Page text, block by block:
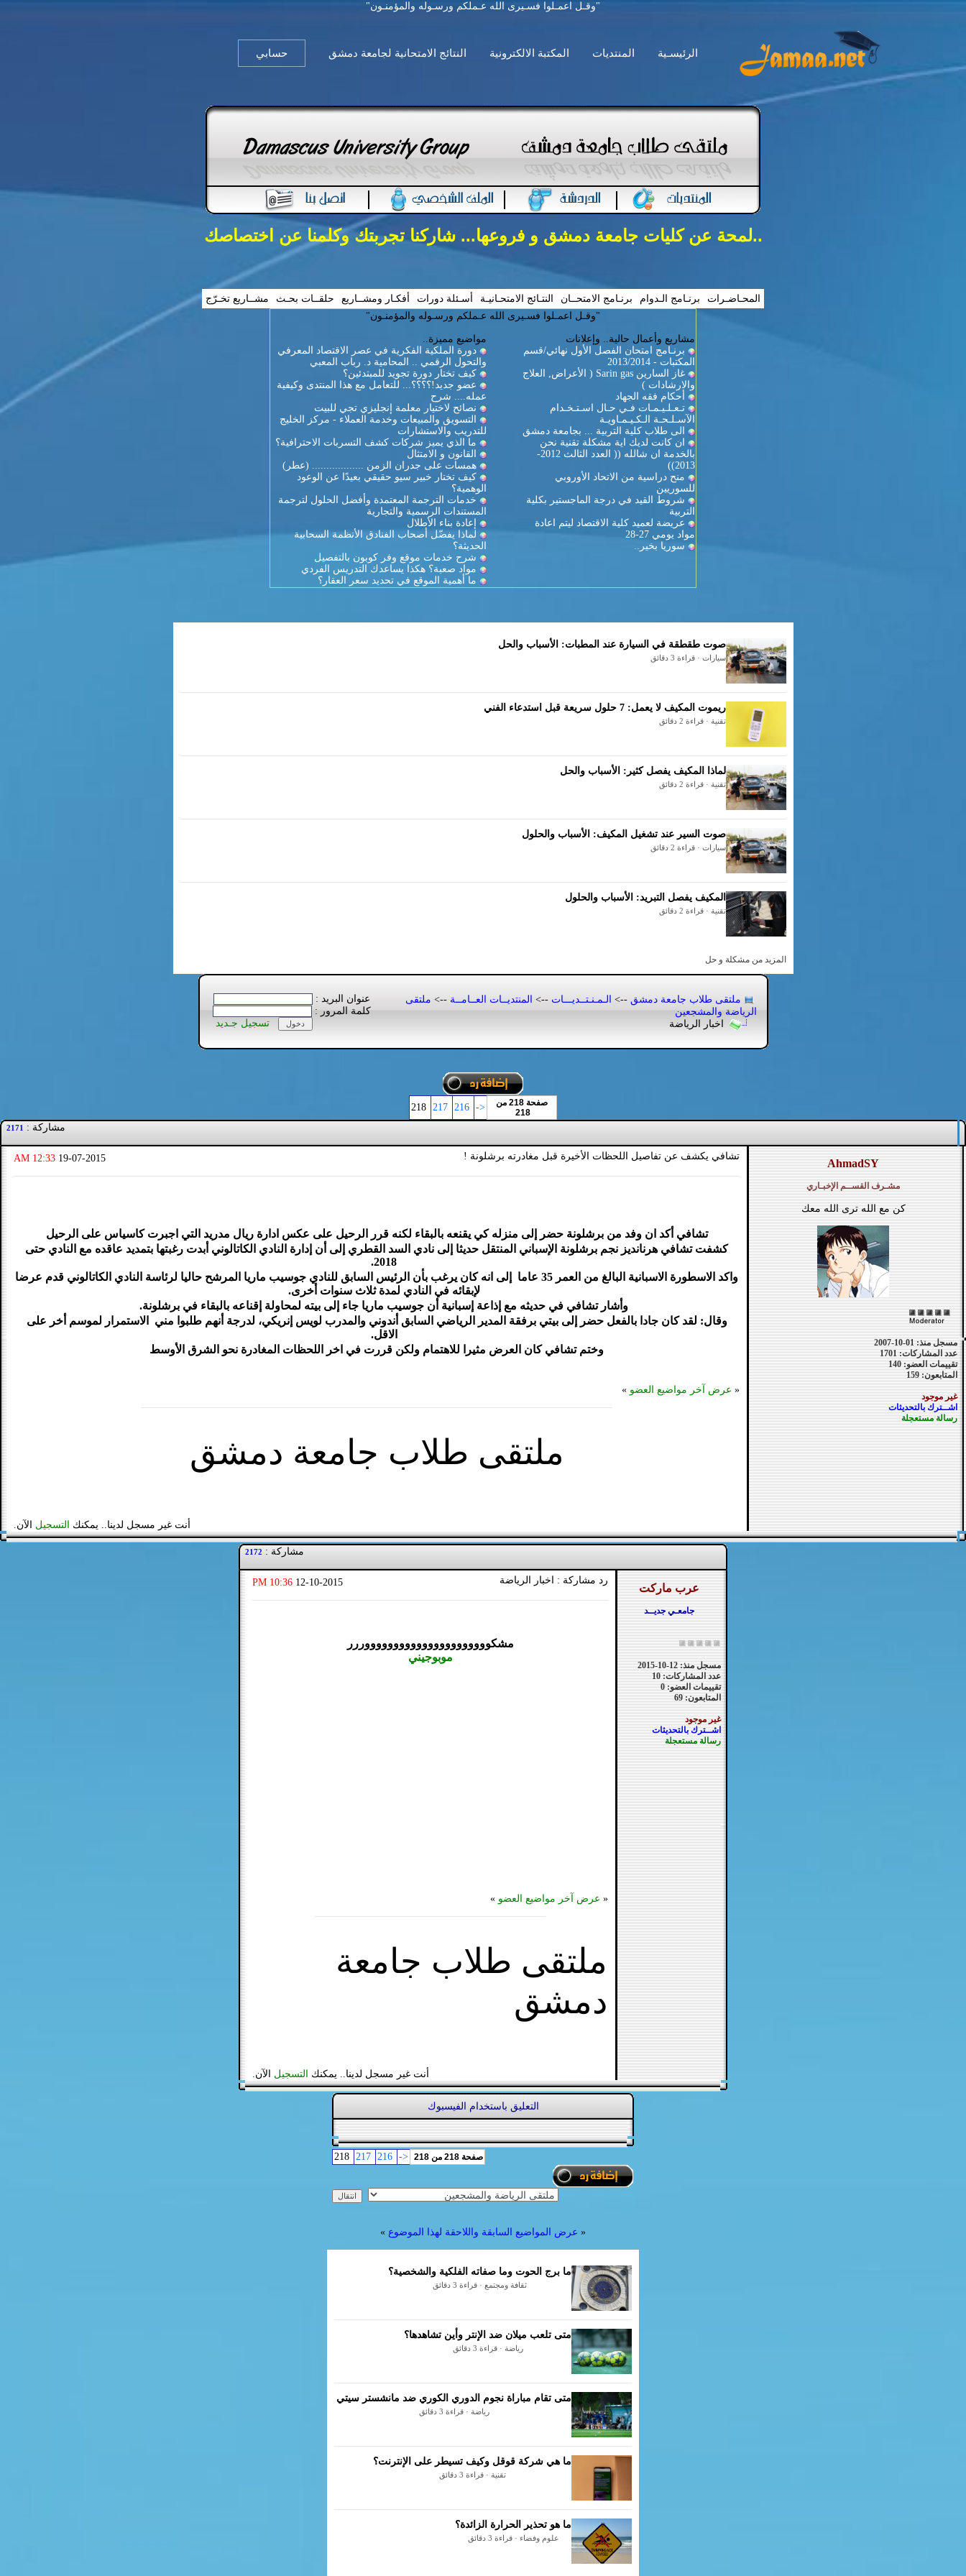
"وقـل اعمـلوا فسـيرى الله عـملكم ورسـوله والمؤمنـون"
الرئيسـية المنتديات المكتبة الالكترونية النتائج الامتحانية لجامعة دمشق حسابي
..لمحة عن كليات جامعة دمشق و فروعها... شاركنا تجربتك وكلمنا عن اختصاصك
المحـاضـرات برنـامج الـدوام برنـامج الامتحــان النتـائج الامتحـانيـة أسـئلة دورات أفكـار ومشــاريع حلقــات بحـث
مشــاريع تخـرّج
"وقـل اعمـلوا فسـيرى الله عـملكم ورسـوله والمؤمنـون"
مشاريع وأعمال حالية.. وإعلانات
برنـامج امتحان الفصل الأول نهائي/قسم
المكتبات - 2013/2014
غاز السارين Sarin gas ( الأعراض, العلاج
والارشادات )
أحكام فقه الجهاد
تـعـلـيـمـات فـي حـال اسـتـخـدام
الآسـلـحـة الـكـيـمـاويـة
الى طلاب كلية التربية ... بجامعة دمشق
ان كانت لديك اية مشكلة تقنية نحن
بالخدمة ان شالله (( العدد الثالث 2012-
2013))
منح دراسية من الاتحاد الأوروبي
للسوريين
شروط القيد في درجة الماجستير بكلية
التربية
عريضة لعميد كلية الاقتصاد ليتم اعادة
مواد يومي 27-28
سوريا بخير..
مواضيع مميزة..
دورة الملكية الفكرية في عصر الاقتصاد المعرفي
والتحول الرقمي .. المحامية د. رباب المعبي
كيف تختار دورة تجويد للمبتدئين؟
عضو جديد!؟؟؟؟... للتعامل مع هذا المنتدى وكيفية
عمله.... شرح
نصائح لاختيار معلمة إنجليزي تجي للبيت
التسويق والمبيعات وخدمة العملاء - مركز الخليج
للتدريب والاستشارات
ما الذي يميز شركات كشف التسربات الاحترافية؟
القانون و الامتثال
همسات على جدران الزمن .................. (عطر)
كيف تختار خبير سيو حقيقي بعيدًا عن الوعود
الوهمية؟
خدمات الترجمة المعتمدة وأفضل الحلول لترجمة
المستندات الرسمية والتجارية
إعادة بناء الأطلال
لماذا يفضّل أصحاب الفنادق الأنظمة السحابية
الحديثة؟
شرح خدمات موقع وفر كوبون بالتفصيل
مواد صعبة؟ هكذا يساعدك التدريس الفردي
ما أهمية الموقع في تحديد سعر العقار؟
صوت طقطقة في السيارة عند المطبات: الأسباب والحل
سيارات · قراءة 3 دقائق
ريموت المكيف لا يعمل: 7 حلول سريعة قبل استدعاء الفني
تقنية · قراءة 2 دقائق
لماذا المكيف يفصل كثير: الأسباب والحل
تقنية · قراءة 2 دقائق
صوت السير عند تشغيل المكيف: الأسباب والحلول
سيارات · قراءة 2 دقائق
المكيف يفصل التبريد: الأسباب والحلول
تقنية · قراءة 2 دقائق
المزيد من مشكلة و حل
ملتقى طلاب جامعة دمشق --> الـمـنـتــديـــات --> المنتديــات العــامــة --> ملتقى
الرياضة والمشجعين
اخبار الرياضة
عنوان البريد :
كلمة المرور :
تسجيل جـديد
صفحة 218 من
218
<-
مشاركة : 2171
AhmadSY
مشـرف القســم الإخبـاري
كن مع الله ترى الله معك
مسجل منذ: 01-10-2007
عدد المشاركات: 1701
تقييمات العضو: 140
المتابعون: 159
غير موجود
اشــترك بالتحديثات
رسالة مستعجلة
تشافي يكشف عن تفاصيل اللحظات الأخيرة قبل مغادرته برشلونة ! 19-07-2015
12:33 AM
تشافي أكد ان وفد من برشلونة حضر إلى منزله كي يقنعه بالبقاء لكنه قرر الرحيل على عكس ادارة ريال مدريد التي اجبرت كاسياس على الرحيل
كشفت تشافي هرنانديز نجم برشلونة الإسباني المنتقل حديثا إلى نادي السد القطري إلى أن إدارة النادي الكاتالوني أبدت رغبتها بتمديد عاقده مع النادي حتى
2018.
واكد الاسطورة الاسبانية البالغ من العمر 35 عاما إلى انه كان يرغب بأن الرئيس السابق للنادي جوسيب ماريا المرشح حاليا لرئاسة النادي الكاتالوني قدم عرضا
لإبقائه في النادي لمدة ثلاث سنوات أخرى.
وأشار تشافي في حديثه مع إذاعة إسبانية أن جوسيب ماريا جاء إلى بيته لمحاولة إقناعه بالبقاء في برشلونة.
وقال: لقد كان جادا بالفعل حضر إلى بيتي برفقة المدير الرياضي السابق أندوني والمدرب لويس إنريكي، لدرجة أنهم طلبوا مني الاستمرار لموسم أخر على
الاقل.
وختم تشافي كان العرض مثيرا للاهتمام ولكن قررت في اخر اللحظات المغادرة نحو الشرق الأوسط
« عرض آخر مواضيع العضو »
ملتقى طلاب جامعة دمشق
أنت غير مسجل لدينا.. يمكنك التسجيل الآن.
مشاركة : 2172
عرب ماركت
جامعـي جديــد
مسجل منذ: 12-10-2015
عدد المشاركات: 10
تقييمات العضو: 0
المتابعون: 69
غير موجود
اشــترك بالتحديثات
رسالة مستعجلة
رد مشاركة : اخبار الرياضة 12-10-2015
10:36 PM
مشكووووووووووووووووووووووررر
موبوجيني
« عرض آخر مواضيع العضو »
ملتقى طلاب جامعة
دمشق
أنت غير مسجل لدينا.. يمكنك التسجيل الآن.
التعليق باستخدام الفيسبوك
صفحة 218 من 218 <-
« عرض المواضيع السابقة واللاحقة لهذا الموضوع »
ما برج الحوت وما صفاته الفلكية والشخصية؟
ثقافة ومجتمع · قراءة 3 دقائق
متى تلعب ميلان ضد الإنتر وأين تشاهدها؟
رياضة · قراءة 3 دقائق
متى تقام مباراة نجوم الدوري الكوري ضد مانشستر سيتي
رياضة · قراءة 3 دقائق
ما هي شركة قوقل وكيف تسيطر على الإنترنت؟
تقنية · قراءة 3 دقائق
ما هو تحذير الحرارة الزائدة؟
علوم وفضاء · قراءة 3 دقائق